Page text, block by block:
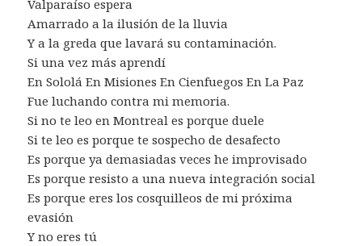
Valparaíso espera
Amarrado a la ilusión de la lluvia
Y a la greda que lavará su contaminación.
Si una vez más aprendí
En Sololá En Misiones En Cienfuegos En La Paz
Fue luchando contra mi memoria.
Si no te leo en Montreal es porque duele
Si te leo es porque te sospecho de desafecto
Es porque ya demasiadas veces he improvisado
Es porque resisto a una nueva integración social
Es porque eres los cosquilleos de mi próxima
evasión
Y no eres tú